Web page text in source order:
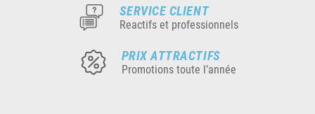
SERVICE CLIENT
Reactifs et professionnels
PRIX ATTRACTIFS
Promotions toute l’année